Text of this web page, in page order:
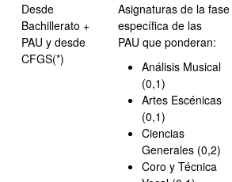
Desde
Bachillerato +
PAU y desde
CFGS(*)
Asignaturas de la fase
específica de las
PAU que ponderan:
Análisis Musical
(0,1)
Artes Escénicas
(0,1)
Ciencias
Generales (0,2)
Coro y Técnica